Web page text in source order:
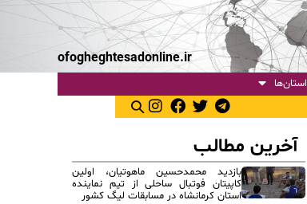
ofogheghtesadonline.ir
استان‌ها
آخرین مطالب
بازدید محمدحسین ماهوتیان، اولین
کاپیتان فوتبال ساحلی از تیم نماینده
استان کرمانشاه در مسابقات لیگ کشور